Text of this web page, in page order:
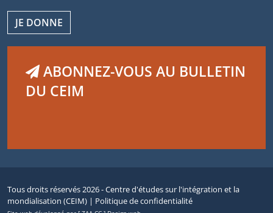
JE DONNE
ABONNEZ-VOUS AU BULLETIN
DU CEIM
Tous droits réservés 2026 - Centre d'études sur l'intégration et la
mondialisation (CEIM) | Politique de confidentialité